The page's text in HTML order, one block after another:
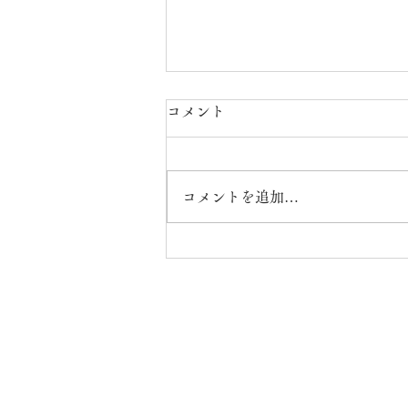
萬春堂のどら焼き
コメント
コメントを追加…